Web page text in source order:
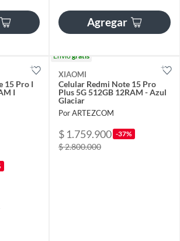
Agregar
15 Pro I
I
Envíogratis
XIAOMI
Celular Redmi Note 15 Pro
Plus 5G 512GB 12RAM - Azul
Glaciar
Por ARTEZCOM
$ 1.759.900 -37%
$ 2.800.000